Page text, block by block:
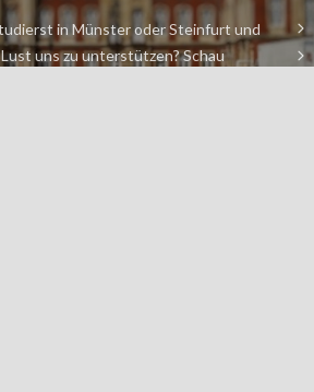
in Münster oder Steinfurt und
uns zu unterstützen? Schau